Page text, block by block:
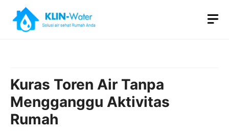
content
Kuras Toren Air Tanpa
Mengganggu Aktivitas
Rumah